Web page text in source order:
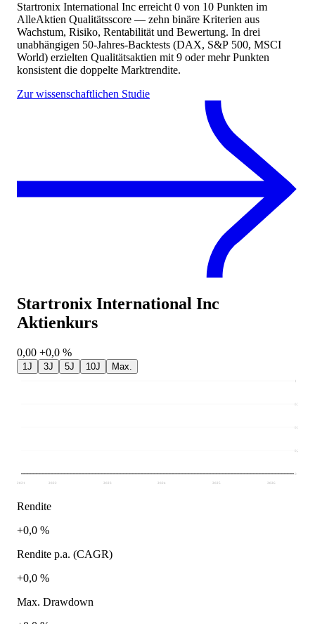
Startronix International Inc erreicht 0 von 10 Punkten im
AlleAktien Qualitätsscore — zehn binäre Kriterien aus
Wachstum, Risiko, Rentabilität und Bewertung. In drei
unabhängigen 50-Jahres-Backtests (DAX, S&P 500, MSCI
World) erzielten Qualitätsaktien mit 9 oder mehr Punkten
konsistent die doppelte Marktrendite.
Zur wissenschaftlichen Studie
Startronix International Inc
Aktienkurs
0,00 +0,0 %
1J 3J 5J 10J Max.
0
0,25
0,5
0,75
1
2021 2022 2023 2024 2025 2026
Rendite
+0,0 %
Rendite p.a. (CAGR)
+0,0 %
Max. Drawdown